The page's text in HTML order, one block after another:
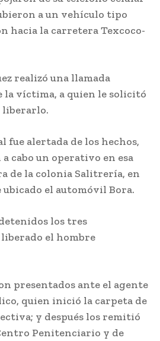
a un vehículo tipo
hacia la carretera Texcoco-
realizó una llamada
la víctima, a quien le solicitó
liberarlo.
fue alertada de los hechos,
cabo un operativo en esa
de la colonia Salitrería, en
ubicado el automóvil Bora.
los tres
el hombre
presentados ante el agente
quien inició la carpeta de
y después los remitió
Penitenciario y de